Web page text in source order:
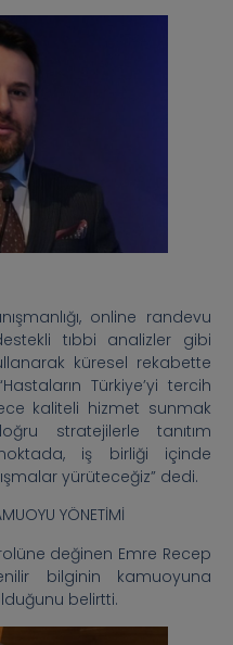
online randevu
tıbbi analizler gibi
küresel rekabette
Türkiye’yi tercih
kaliteli hizmet sunmak
stratejilerle tanıtım
iş birliği içinde
yürüteceğiz” dedi.
YÖNETİMİ
değinen Emre Recep
bilginin kamuoyuna
belirtti.